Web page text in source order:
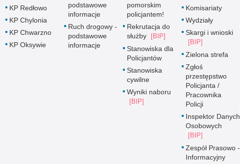
KP Redłowo
KP Chylonia
KP Chwarzno
KP Oksywie
podstawowe
informacje
Ruch drogowy -
podstawowe
informacje
pomorskim
policjantem!
Rekrutacja do
służby
Stanowiska dla
Policjantów
Stanowiska
cywilne
Wyniki naboru
Komisariaty
Wydziały
Skargi i wnioski
Zielona strefa
Zgłoś
przestępstwo
Policjanta /
Pracownika
Policji
Inspektor Danych
Osobowych
Zespół Prasowo -
Informacyjny